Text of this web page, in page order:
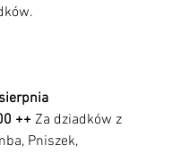
++ Za dziadków z
Pniszek,